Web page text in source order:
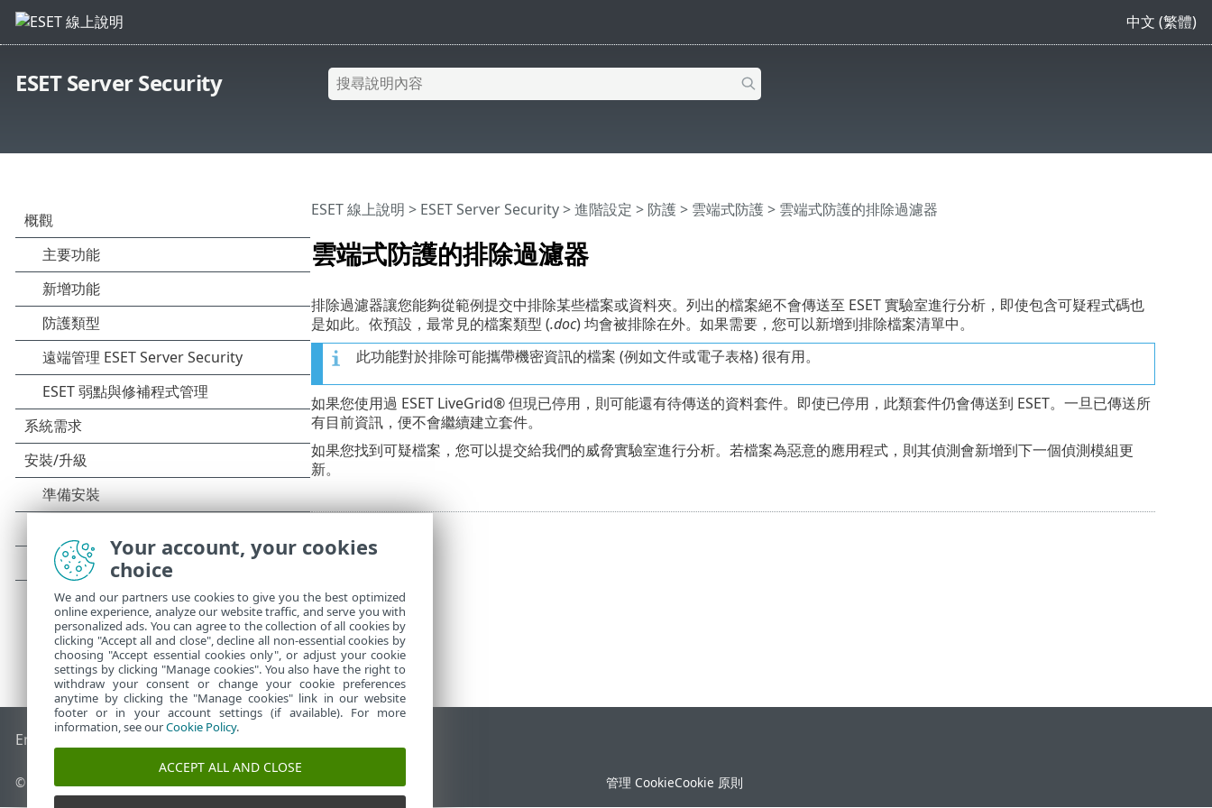
中文 (繁體)
ESET Server Security
雲端式防護的排除過濾器
ESET 線上說明 > ESET Server Security>進階設定 > 防護> 雲端式防護> 雲端式防護的排除過濾器
排除過濾器讓您能夠從範例提交中排除某些檔案或資料夾。列出的檔案絕不會傳送至 ESET 實驗室進行分析，即使包含可疑程式碼也
是如此。依預設，最常見的檔案類型 (.doc) 均會被排除在外。如果需要，您可以新增到排除檔案清單中。
此功能對於排除可能攜帶機密資訊的檔案 (例如文件或電子表格) 很有用。
如果您使用過 ESET LiveGrid® 但現已停用，則可能還有待傳送的資料套件。即使已停用，此類套件仍會傳送到 ESET。一旦已傳送所
有目前資訊，便不會繼續建立套件。
如果您找到可疑檔案，您可以提交給我們的威脅實驗室進行分析。若檔案為惡意的應用程式，則其偵測會新增到下一個偵測模組更
新。
End of Life ESET 知識庫 ESET 論壇ESET Status Portal
© 1992 - 2026 ESET, spol. s r.o. - 保留所有權利。 管理 CookieCookie 原則
Your account, your cookies
choice
We and our partners use cookies to give you the best optimized
online experience, analyze our website traffic, and serve you with
personalized ads. You can agree to the collection of all cookies by
clicking "Accept all and close", decline all non-essential cookies by
choosing "Accept essential cookies only", or adjust your cookie
settings by clicking "Manage cookies". You also have the right to
withdraw your consent or change your cookie preferences
anytime by clicking the "Manage cookies" link in our website
footer or in your account settings (if available). For more
information, see ourCookie Policy.
ACCEPT ALL AND CLOSE